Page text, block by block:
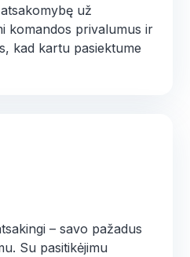
už
komandos privalumus ir
kad kartu pasiektume
– savo pažadus
Su pasitikėjimu